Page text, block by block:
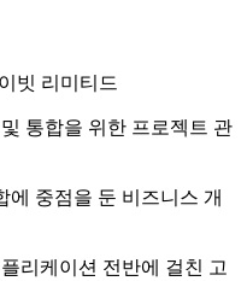
빗 리미티드
통합을 위한 프로젝트 관
에 중점을 둔 비즈니스 개
리케이션 전반에 걸친 고